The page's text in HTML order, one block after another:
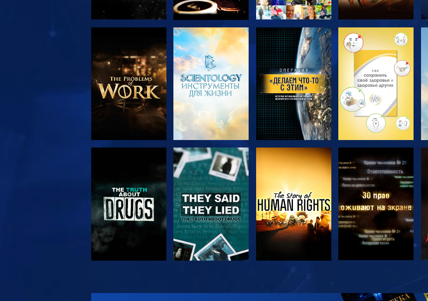
СМОТРЕТЬ
ПЕРЕДАЧИ
СМОТРЕТЬ
СМОТРЕТЬ
ПЕРЕДАЧИ
СМОТРЕТЬ
ПЕРЕДАЧИ
СМОТРЕТЬ СМОТРЕТЬ СМОТРЕТЬ
СМОТРЕТЬ